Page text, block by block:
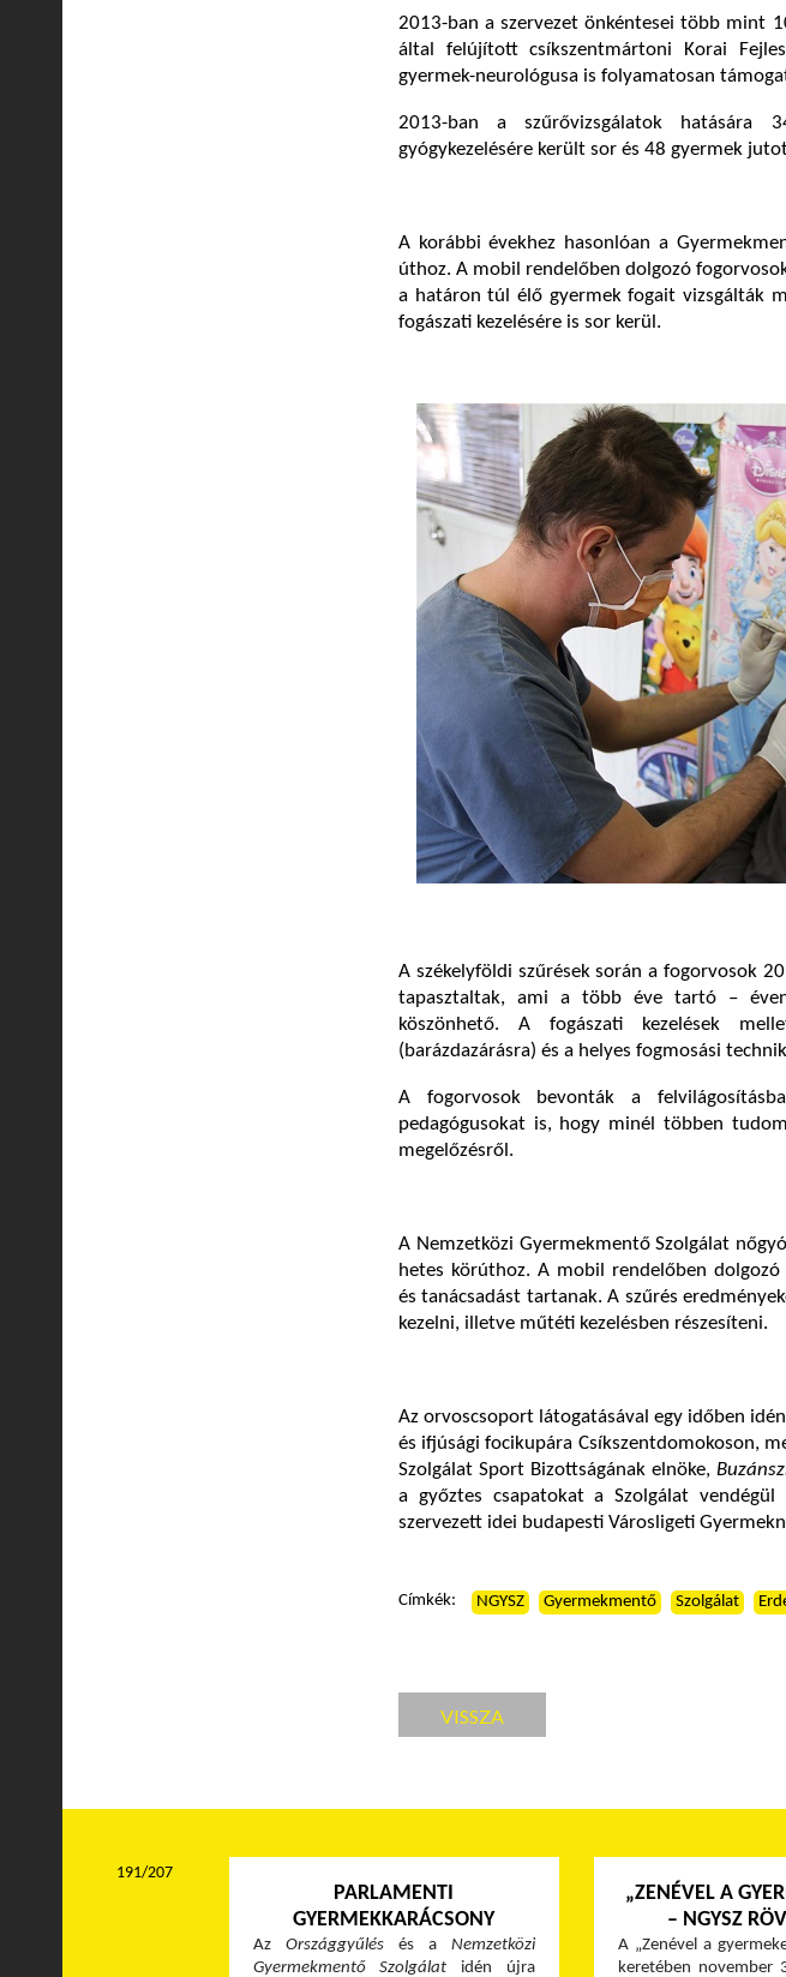
2013-ban a szervezet önkéntesei több mint
által felújított csíkszentmártoni Korai
gyermek-neurológusa is folyamatosan
2013-ban a szűrővizsgálatok hatására
gyógykezelésére került sor és 48 gyermek
A korábbi évekhez hasonlóan a
úthoz. A mobil rendelőben dolgozó
a határon túl élő gyermek fogait vizsgálták
fogászati kezelésére is sor kerül.
A székelyföldi szűrések során a fogorvosok
tapasztaltak, ami a több éve tartó –
köszönhető. A fogászati kezelések
(barázdazárásra) és a helyes fogmosási
A fogorvosok bevonták a
pedagógusokat is, hogy minél többen
megelőzésről.
A Nemzetközi Gyermekmentő Szolgálat
hetes körúthoz. A mobil rendelőben
és tanácsadást tartanak. A szűrés
kezelni, illetve műtéti kezelésben részesíteni.
Az orvoscsoport látogatásával egy időben
és ifjúsági focikupára Csíkszentdomokoson,
Szolgálat Sport Bizottságának elnöke,
a győztes csapatokat a Szolgálat
szervezett idei budapesti Városligeti
Címkék: NGYSZ Gyermekmentő Szolgálat
VISSZA
PARLAMENTI
GYERMEKKARÁCSONY
Az Országgyűlésés a Nemzetközi
Gyermekmentő Szolgálat idén újra
„ZENÉVEL A
– NGYSZ
A „Zenével a
keretében november
191/207